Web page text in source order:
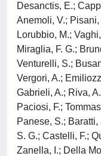
Desanctis, E.;
Anemoli, V.;
Lorubbio, M.;
Miraglia, F. G.;
Venturelli, S.;
Vergori, A.;
Gabrieli, A.; Riva,
Paciosi, F.;
Panese, S.;
S. G.; Castelli, F.;
Zanella, I.; Della